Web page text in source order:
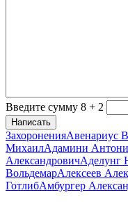
Введите сумму 8 + 2
Написать
ЗахороненияАвенариус
МихаилАдамини
АлександровичАделунг
ВольдемарАлексеев
ГотлибАмбургер